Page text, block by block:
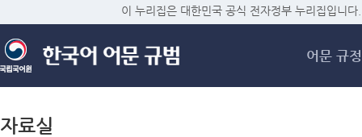
메
이 누리집은 대한민국 공식 전자정부 누리집입니다.
어문 규정
자료실